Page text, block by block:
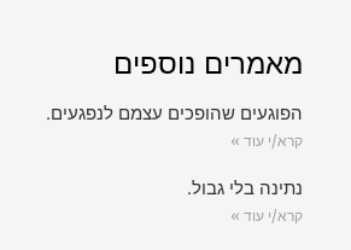
מאמרים נוספים
הפוגעים שהופכים עצמם לנפגעים.
קרא/י עוד »
נתינה בלי גבול.
קרא/י עוד »